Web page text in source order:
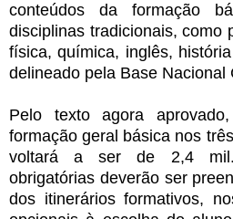
conteúdos da formação
disciplinas tradicionais, como
física, química, inglês,
delineado pela Base Nacional
Pelo texto agora
formação geral básica nos
voltará a ser de 2,4
obrigatórias deverão ser
dos itinerários formativos,